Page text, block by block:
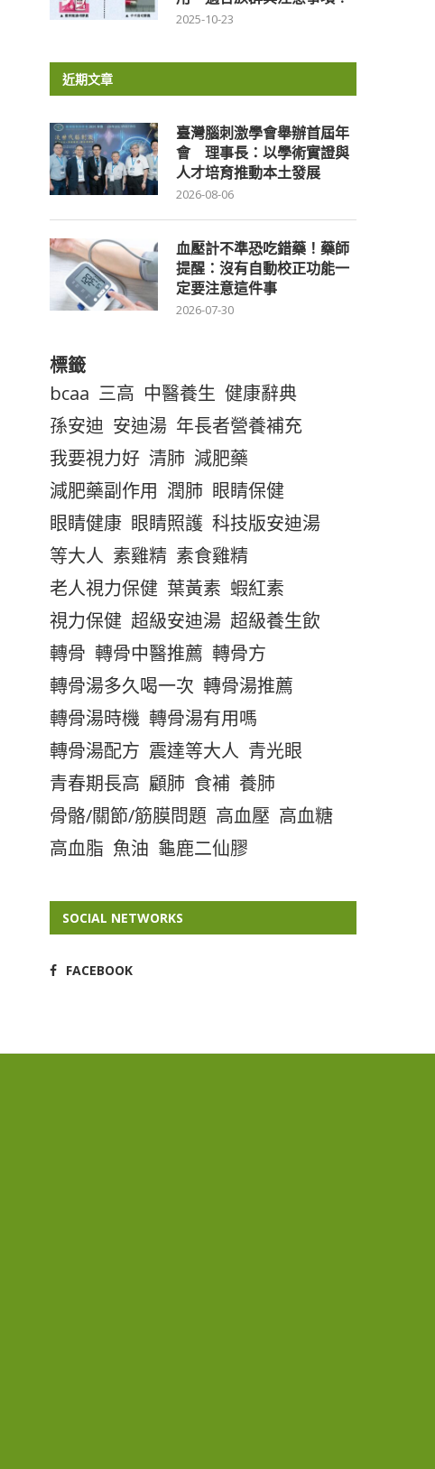
2025-10-23
近期文章
臺灣腦刺激學會舉辦首屆年
會 理事長：以學術實證與
人才培育推動本土發展
2026-08-06
血壓計不準恐吃錯藥！藥師
提醒：沒有自動校正功能一
定要注意這件事
2026-07-30
標籤
bcaa 三高 中醫養生 健康辭典
孫安迪 安迪湯 年長者營養補充
我要視力好 清肺 減肥藥
減肥藥副作用 潤肺 眼睛保健
眼睛健康 眼睛照護 科技版安迪湯
等大人 素雞精 素食雞精
老人視力保健 葉黃素 蝦紅素
視力保健 超級安迪湯 超級養生飲
轉骨 轉骨中醫推薦 轉骨方
轉骨湯多久喝一次 轉骨湯推薦
轉骨湯時機 轉骨湯有用嗎
轉骨湯配方 震達等大人 青光眼
青春期長高 顧肺 食補 養肺
骨骼/關節/筋膜問題 高血壓 高血糖
高血脂 魚油 龜鹿二仙膠
SOCIAL NETWORKS
FACEBOOK